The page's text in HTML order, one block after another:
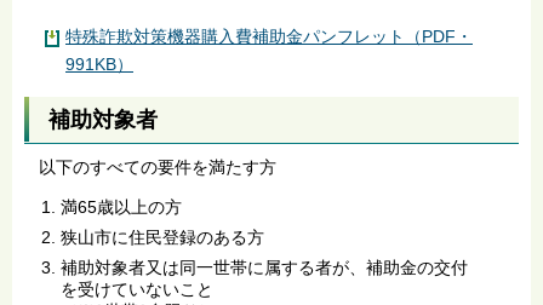
特殊詐欺対策機器購入費補助金パンフレット（PDF・
991KB）
補助対象者
以下のすべての要件を満たす方
満65歳以上の方
狭山市に住民登録のある方
補助対象者又は同一世帯に属する者が、補助金の交付
を受けていないこと